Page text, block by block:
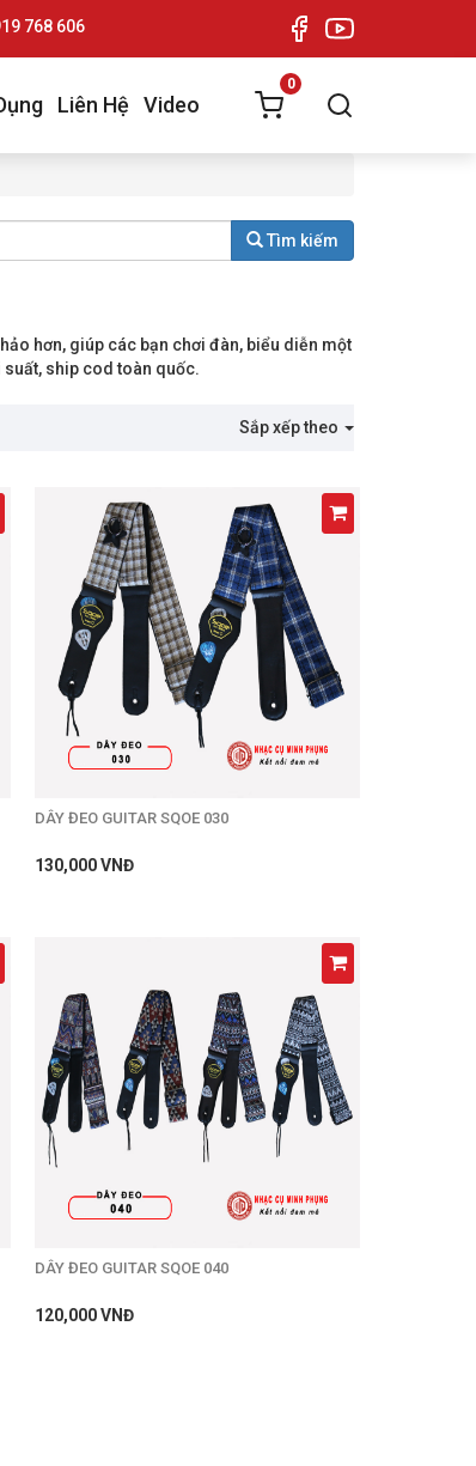
768 606
Liên Hệ Video
0
Tìm kiếm
hơn, giúp các bạn chơi đàn, biểu diễn một
suất, ship cod toàn quốc.
Sắp xếp theo
DÂY ĐEO GUITAR SQOE 030
130,000 VNĐ
DÂY ĐEO GUITAR SQOE 040
120,000 VNĐ